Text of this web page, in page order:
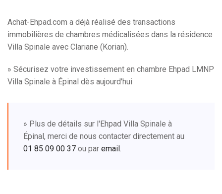
Achat-Ehpad.com a déjà réalisé des transactions
immobilières de chambres médicalisées dans la résidence
Villa Spinale avec Clariane (Korian).
» Sécurisez votre investissement en chambre Ehpad LMNP
Villa Spinale à Épinal dès aujourd'hui
» Plus de détails sur l'Ehpad Villa Spinale à
Épinal, merci de nous contacter directement au
01 85 09 00 37 ou par email